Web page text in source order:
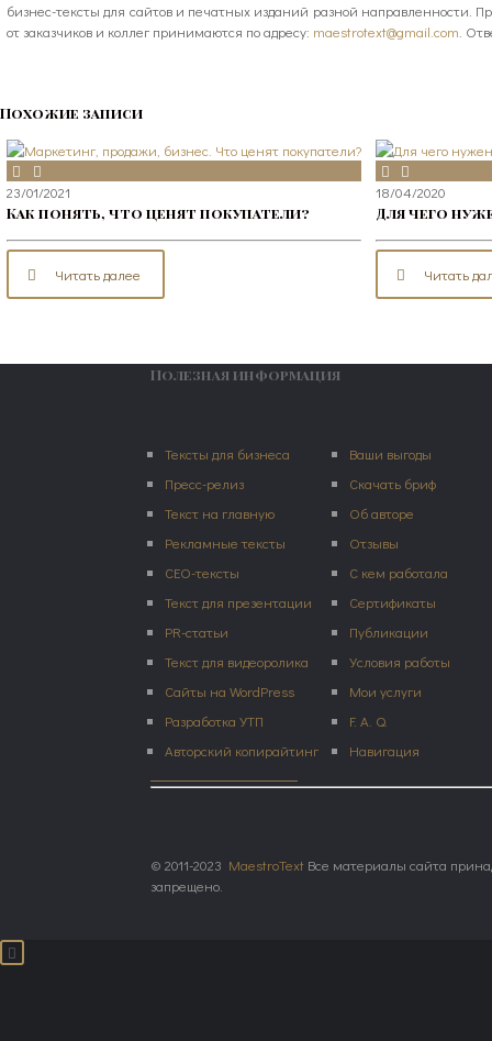
бизнес-тексты для сайтов и печатных изданий разной направленности.
от заказчиков и коллег принимаются по адресу: maestrotext@gmail.com .
Похожие записи
23/01/2021
Как понять, что ценят покупатели?
Читать далее
18/04/2020
Для чего
Читать
Полезная информация
Тексты для бизнеса
Пресс-релиз
Текст на главную
Рекламные тексты
СЕО-тексты
Текст для презентации
PR-статьи
Текст для видеоролика
Сайты на WordPress
Разработка УТП
Авторский копирайтинг
Ваши выгоды
Скачать бриф
Об авторе
Отзывы
С кем работала
Сертификаты
Публикации
Условия работы
Мои услуги
F. A. Q.
Навигация
© 2011-2023 MaestroText Все материалы сайта
запрещено.